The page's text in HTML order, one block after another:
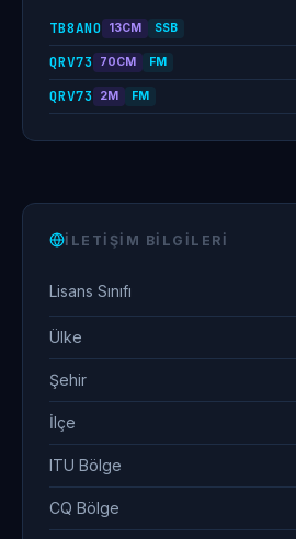
TB8ANO 13CM SSB
QRV73 70CM FM
QRV73 2M FM
İLETIŞIM BILGILERI
Lisans Sınıfı
Ülke
Şehir
İlçe
ITU Bölge
CQ Bölge